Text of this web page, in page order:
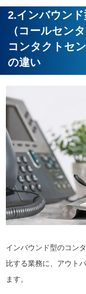
2.インバウン
（コールセン
コンタクトセ
の違い
インバウンド型のコン
比する業務に、アウト
ます。